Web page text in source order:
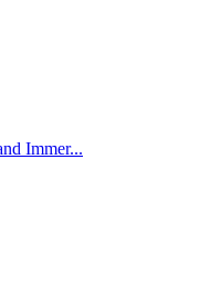
Immer...